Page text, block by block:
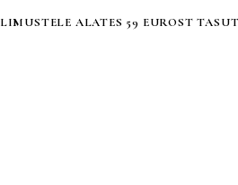
ALATES 59 EUROST